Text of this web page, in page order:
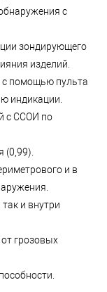
с
зондирующего
изделий.
с помощью пульта
индикации.
с ССОИ по
(0,99).
и в
и внутри
грозовых